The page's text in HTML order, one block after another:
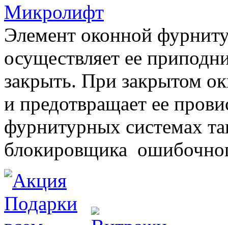
Микролифт
Элемент оконной
осуществляет ее
закрыть. При закрытом
и предотвращает ее
фурнитурных системах
блокировщика